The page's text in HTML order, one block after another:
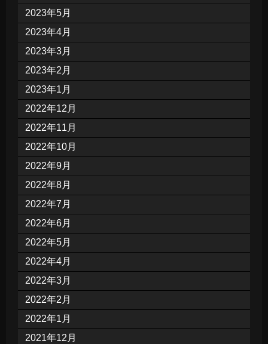
2023年5月
2023年4月
2023年3月
2023年2月
2023年1月
2022年12月
2022年11月
2022年10月
2022年9月
2022年8月
2022年7月
2022年6月
2022年5月
2022年4月
2022年3月
2022年2月
2022年1月
2021年12月